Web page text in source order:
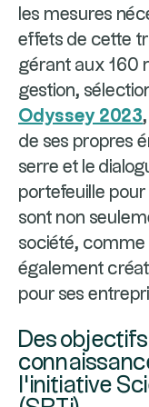
les mesures
effets de cette
gérant aux 160
gestion,
Odyssey 2023
de ses propres
serre et le
portefeuille
sont non
société, comme
également
pour ses
Des
l’initiative